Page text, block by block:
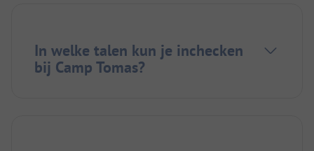
In welke talen kun je inchecken
bij Camp Tomas?